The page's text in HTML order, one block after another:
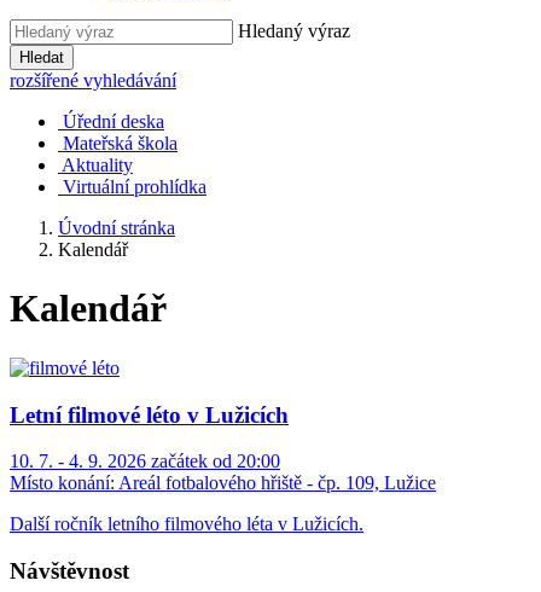
Hledaný výraz
Hledat
rozšířené vyhledávání
Úřední deska
Mateřská škola
Aktuality
Virtuální prohlídka
Úvodní stránka
Kalendář
Kalendář
Letní filmové léto v Lužicích
10. 7. - 4. 9. 2026 začátek od 20:00
Místo konání: Areál fotbalového hřiště - čp. 109, Lužice
Další ročník letního filmového léta v Lužicích.
Návštěvnost